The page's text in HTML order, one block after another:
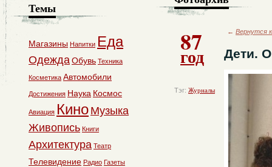
87
год
Тэг: Журналы
← Вернутся
Дети.
Темы
Магазины Напитки Еда
ОдеждаОбувь Техника
Косметика Автомобили
Достижения Наука Космос
Авиация Кино Музыка
Живопись Книги
Архитектура Театр
Телевидение Радио Газеты